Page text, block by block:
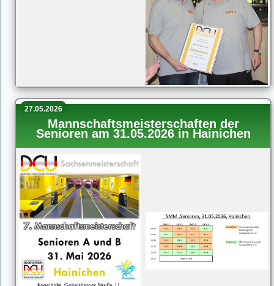
27.05.2026
Mannschaftsmeisterschaften der
Senioren am 31.05.2026 in Hainichen